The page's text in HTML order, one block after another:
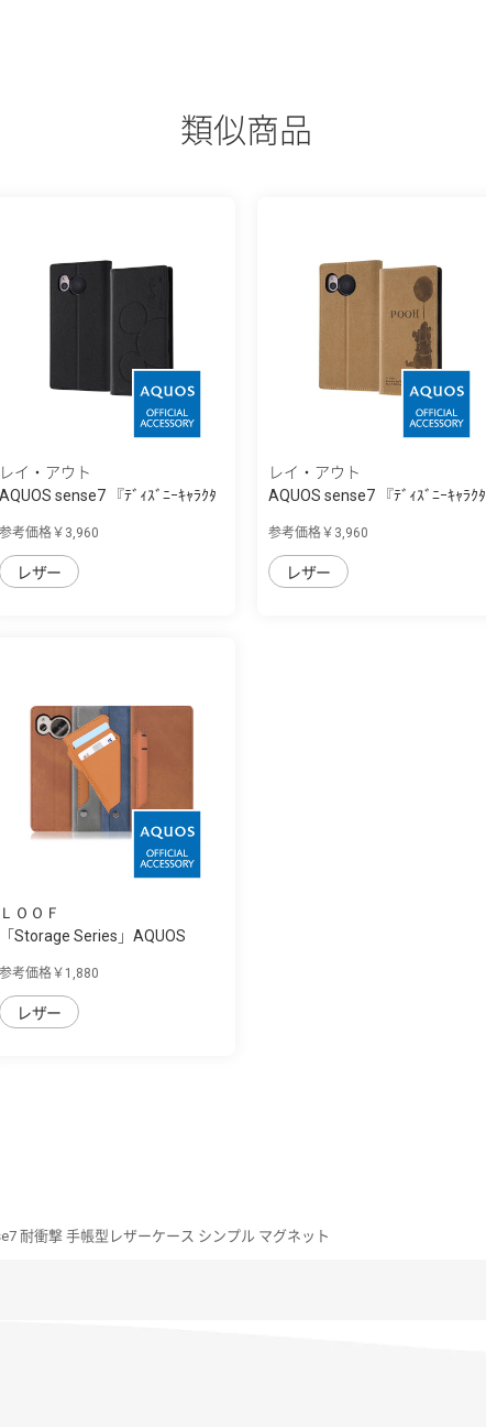
類似商品
レイ・アウト
AQUOS sense7 『ﾃﾞｨｽﾞﾆｰｷｬﾗｸﾀ
参考価格￥3,960
レザー
レイ・アウト
AQUOS sense7 『ﾃﾞｨｽﾞﾆｰｷｬﾗｸﾀ
参考価格￥3,960
レザー
ＬＯＯＦ
「Storage Series」AQUOS
参考価格￥1,880
レザー
耐衝撃 手帳型レザーケース シンプル マグネット